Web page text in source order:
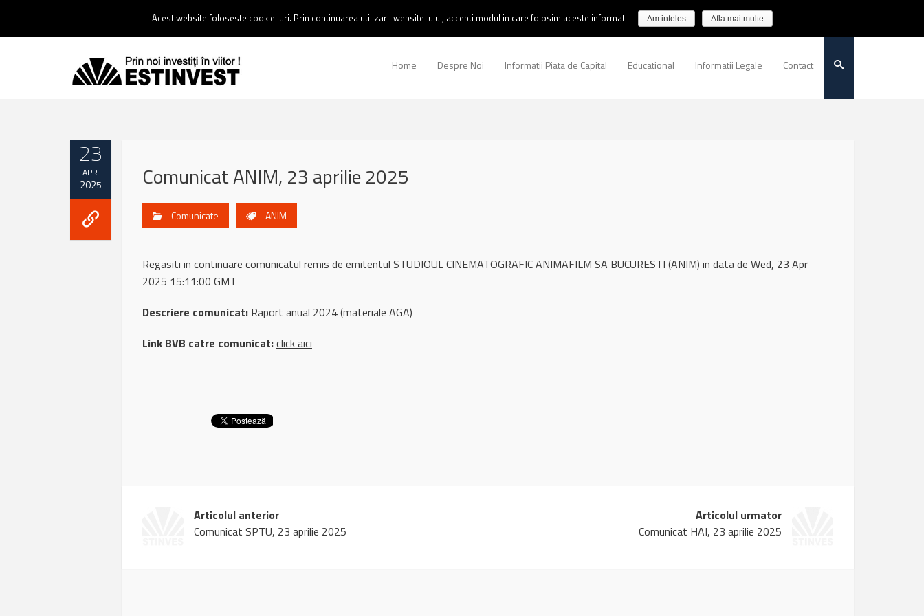
0237 238 900 |Email :contact@estinvest.ro
Home Despre Noi Informatii Piata de Capital Educational Informatii Legale Contact
23
APR.
2025 Comunicat ANIM, 23 aprilie 2025
Comunicate ANIM
Regasiti in continuare comunicatul remis de emitentul STUDIOUL CINEMATOGRAFIC ANIMAFILM SA BUCURESTI (ANIM) in data de Wed, 23 Apr
2025 15:11:00 GMT
Descriere comunicat: Raport anual 2024 (materiale AGA)
Link BVB catre comunicat:click aici
Articolul anterior
Comunicat SPTU, 23 aprilie 2025
Articolul urmator
Comunicat HAI, 23 aprilie 2025
Acest website foloseste cookie-uri. Prin continuarea utilizarii website-ului, accepti modul in care folosim aceste informatii. Am inteles Afla mai multe